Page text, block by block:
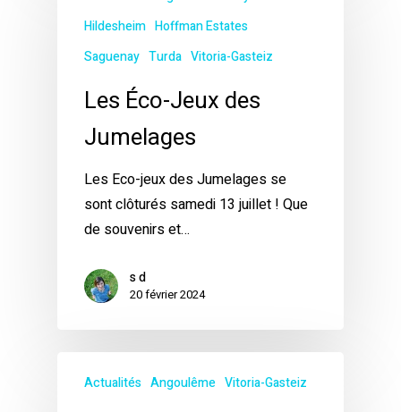
Hildesheim Hoffman Estates
Saguenay Turda Vitoria-Gasteiz
Les Éco-Jeux des
Jumelages
Les Eco-jeux des Jumelages se
sont clôturés samedi 13 juillet ! Que
de souvenirs et…
s d
20 février 2024
Actualités Angoulême Vitoria-Gasteiz